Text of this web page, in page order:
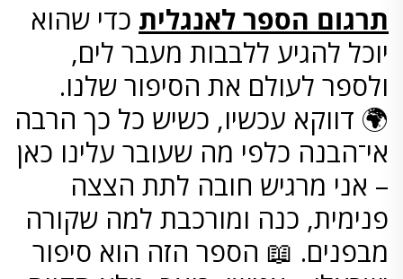
תרגום הספר לאנגלית כדי שהוא
יוכל להגיע ללבבות מעבר לים,
ולספר לעולם את הסיפור שלנו.
🌍 דווקא עכשיו, כשיש כל כך הרבה
אי־הבנה כלפי מה שעובר עלינו כאן
– אני מרגיש חובה לתת הצצה
פנימית, כנה ומורכבת למה שקורה
מבפנים. 📖 הספר הזה הוא סיפור